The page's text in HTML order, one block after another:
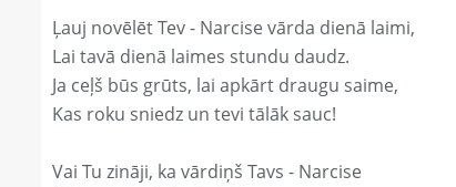
Ļauj novēlēt Tev - Narcise vārda dienā laimi,
Lai tavā dienā laimes stundu daudz.
Ja ceļš būs grūts, lai apkārt draugu saime,
Kas roku sniedz un tevi tālāk sauc!
Vai Tu zināji, ka vārdiņš Tavs - Narcise